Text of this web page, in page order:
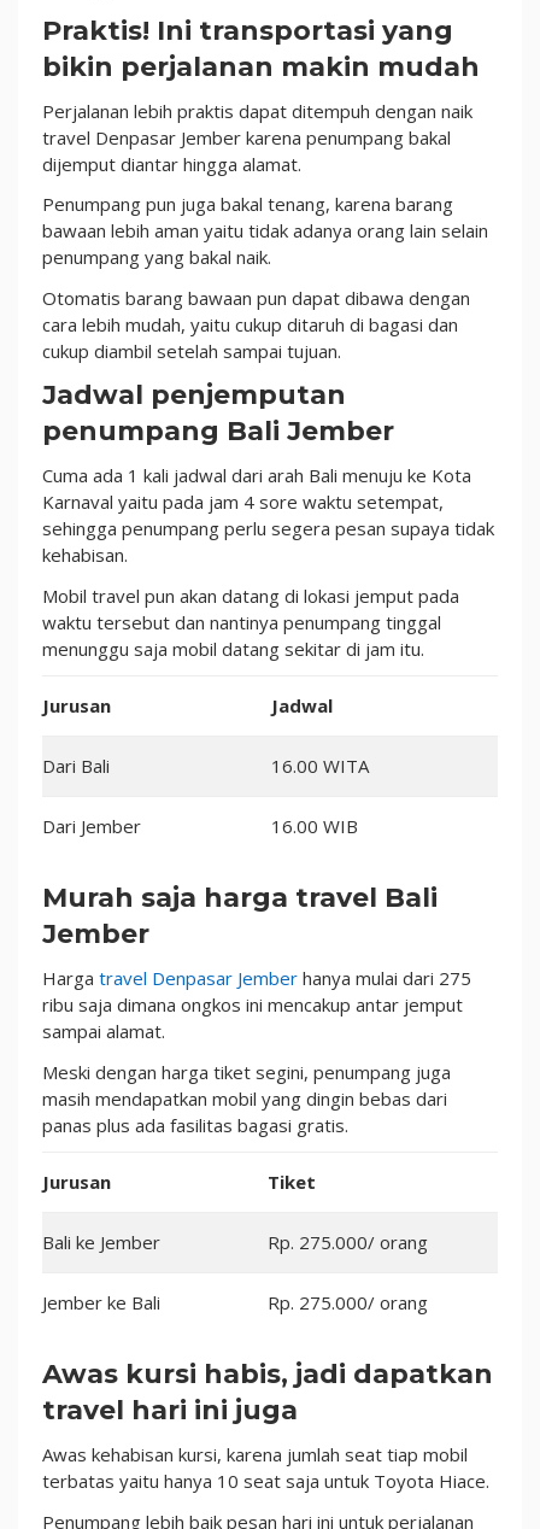
Praktis! Ini transportasi yang
bikin perjalanan makin mudah
Perjalanan lebih praktis dapat ditempuh dengan naik
travel Denpasar Jember karena penumpang bakal
dijemput diantar hingga alamat.
Penumpang pun juga bakal tenang, karena barang
bawaan lebih aman yaitu tidak adanya orang lain selain
penumpang yang bakal naik.
Otomatis barang bawaan pun dapat dibawa dengan
cara lebih mudah, yaitu cukup ditaruh di bagasi dan
cukup diambil setelah sampai tujuan.
Jadwal penjemputan
penumpang Bali Jember
Cuma ada 1 kali jadwal dari arah Bali menuju ke Kota
Karnaval yaitu pada jam 4 sore waktu setempat,
sehingga penumpang perlu segera pesan supaya tidak
kehabisan.
Mobil travel pun akan datang di lokasi jemput pada
waktu tersebut dan nantinya penumpang tinggal
menunggu saja mobil datang sekitar di jam itu.
Jurusan Jadwal
Dari Bali 16.00 WITA
Dari Jember 16.00 WIB
Murah saja harga travel Bali
Jember
Harga travel Denpasar Jember hanya mulai dari 275
ribu saja dimana ongkos ini mencakup antar jemput
sampai alamat.
Meski dengan harga tiket segini, penumpang juga
masih mendapatkan mobil yang dingin bebas dari
panas plus ada fasilitas bagasi gratis.
Jurusan Tiket
Bali ke Jember Rp. 275.000/ orang
Jember ke Bali Rp. 275.000/ orang
Awas kursi habis, jadi dapatkan
travel hari ini juga
Awas kehabisan kursi, karena jumlah seat tiap mobil
terbatas yaitu hanya 10 seat saja untuk Toyota Hiace.
Penumpang lebih baik pesan hari ini untuk perjalanan